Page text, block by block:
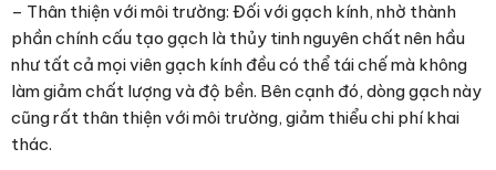
– Thân thiện với môi trường: Đối với gạch kính, nhờ thành
phần chính cấu tạo gạch là thủy tinh nguyên chất nên hầu
như tất cả mọi viên gạch kính đều có thể tái chế mà không
làm giảm chất lượng và độ bền. Bên cạnh đó, dòng gạch này
cũng rất thân thiện với môi trường, giảm thiểu chi phí khai
thác.